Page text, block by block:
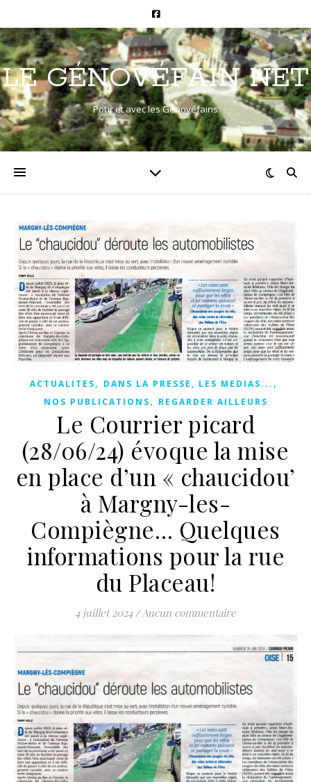
LE GÉNOVÉFAIN NET
Pour et avec les Génovéfains
ACTUALITES, DANS LA PRESSE, LES MEDIAS... ,
NOS PUBLICATIONS, REGARDER AILLEURS
Le Courrier picard
(28/06/24) évoque la mise
en place d’un « chaucidou’
à Margny-les-
Compiègne… Quelques
informations pour la rue
du Placeau!
4 juillet 2024 / Aucun commentaire